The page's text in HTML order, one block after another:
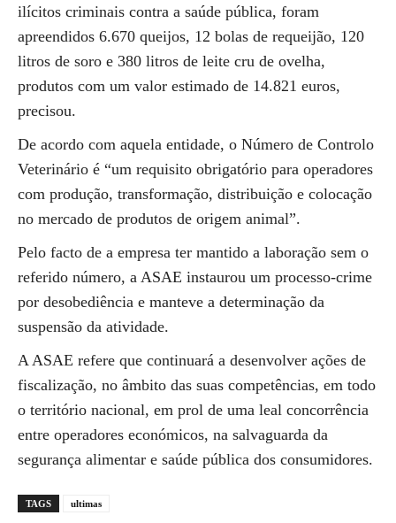
ilícitos criminais contra a saúde pública, foram
apreendidos 6.670 queijos, 12 bolas de requeijão, 120
litros de soro e 380 litros de leite cru de ovelha,
produtos com um valor estimado de 14.821 euros,
precisou.
De acordo com aquela entidade, o Número de Controlo
Veterinário é “um requisito obrigatório para operadores
com produção, transformação, distribuição e colocação
no mercado de produtos de origem animal”.
Pelo facto de a empresa ter mantido a laboração sem o
referido número, a ASAE instaurou um processo-crime
por desobediência e manteve a determinação da
suspensão da atividade.
A ASAE refere que continuará a desenvolver ações de
fiscalização, no âmbito das suas competências, em todo
o território nacional, em prol de uma leal concorrência
entre operadores económicos, na salvaguarda da
segurança alimentar e saúde pública dos consumidores.
TAGS ultimas